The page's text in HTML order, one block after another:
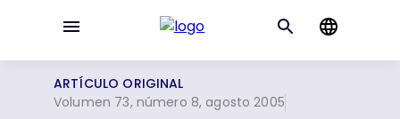
ARTÍCULO ORIGINAL
Volumen 73, número 8, agosto 2005